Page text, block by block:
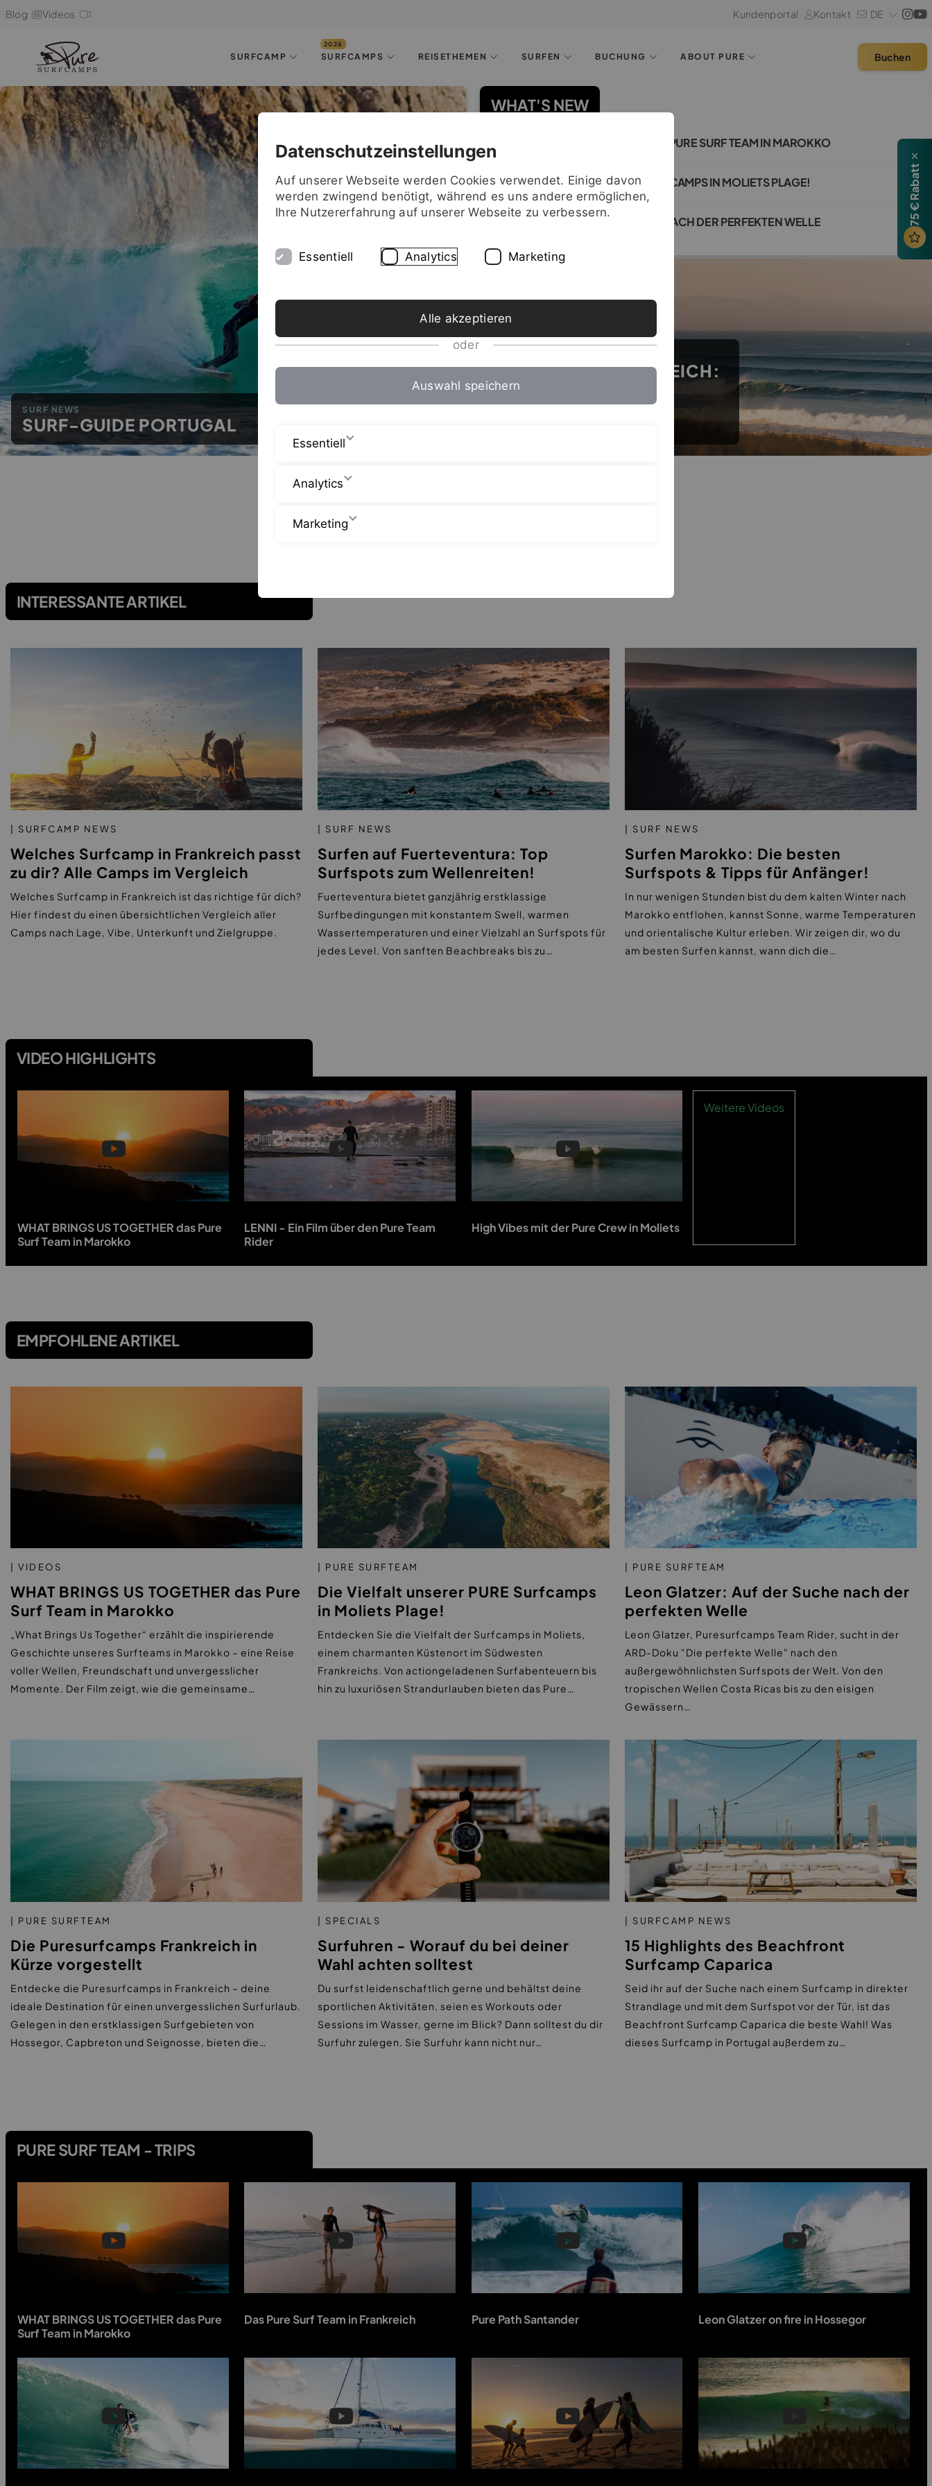
Blog Videos Kundenportal Kontakt DE
SURFCAMP SURFCAMPS REISETHEMEN SURFEN BUCHUNG ABOUT PURE Buchen
75 € Rabatt
SURF NEWS
SURF-GUIDE PORTUGAL
WHAT'S NEW
WHAT BRINGS US TOGETHER DAS PURE SURF TEAM IN MAROKKO
DIE VIELFALT UNSERER PURE SURFCAMPS IN MOLIETS PLAGE!
LEON GLATZER: AUF DER SUCHE NACH DER PERFEKTEN WELLE
SURFEN IN FRANKREICH:
DIE 27 BESTEN
SURFSPOTS
Unsere Blogbeiträge
INTERESSANTE ARTIKEL
| SURFCAMP NEWS
Welches Surfcamp in Frankreich passt
zu dir? Alle Camps im Vergleich
Welches Surfcamp in Frankreich ist das richtige für dich?
Hier findest du einen übersichtlichen Vergleich aller
Camps nach Lage, Vibe, Unterkunft und Zielgruppe.
| SURF NEWS
Surfen auf Fuerteventura: Top
Surfspots zum Wellenreiten!
Fuerteventura bietet ganzjährig erstklassige
Surfbedingungen mit konstantem Swell, warmen
Wassertemperaturen und einer Vielzahl an Surfspots für
jedes Level. Von sanften Beachbreaks bis zu…
| SURF NEWS
Surfen Marokko: Die besten
Surfspots & Tipps für Anfänger!
In nur wenigen Stunden bist du dem kalten Winter nach
Marokko entflohen, kannst Sonne, warme Temperaturen
und orientalische Kultur erleben. Wir zeigen dir, wo du
am besten Surfen kannst, wann dich die…
VIDEO HIGHLIGHTS
WHAT BRINGS US TOGETHER das Pure
Surf Team in Marokko
LENNI - Ein Film über den Pure Team
Rider
High Vibes mit der Pure Crew in Moliets
Weitere Videos
EMPFOHLENE ARTIKEL
| VIDEOS
WHAT BRINGS US TOGETHER das Pure
Surf Team in Marokko
„What Brings Us Together“ erzählt die inspirierende
Geschichte unseres Surfteams in Marokko – eine Reise
voller Wellen, Freundschaft und unvergesslicher
Momente. Der Film zeigt, wie die gemeinsame…
| PURE SURFTEAM
Die Vielfalt unserer PURE Surfcamps
in Moliets Plage!
Entdecken Sie die Vielfalt der Surfcamps in Moliets,
einem charmanten Küstenort im Südwesten
Frankreichs. Von actiongeladenen Surfabenteuern bis
hin zu luxuriösen Strandurlauben bieten das Pure…
| PURE SURFTEAM
Leon Glatzer: Auf der Suche nach der
perfekten Welle
Leon Glatzer, Puresurfcamps Team Rider, sucht in der
ARD-Doku "Die perfekte Welle" nach den
außergewöhnlichsten Surfspots der Welt. Von den
tropischen Wellen Costa Ricas bis zu den eisigen
Gewässern…
| PURE SURFTEAM
Die Puresurfcamps Frankreich in
Kürze vorgestellt
Entdecke die Puresurfcamps in Frankreich – deine
ideale Destination für einen unvergesslichen Surfurlaub.
Gelegen in den erstklassigen Surfgebieten von
Hossegor, Capbreton und Seignosse, bieten die…
| SPECIALS
Surfuhren - Worauf du bei deiner
Wahl achten solltest
Du surfst leidenschaftlich gerne und behältst deine
sportlichen Aktivitäten, seien es Workouts oder
Sessions im Wasser, gerne im Blick? Dann solltest du dir
Surfuhr zulegen. Sie Surfuhr kann nicht nur…
| SURFCAMP NEWS
15 Highlights des Beachfront
Surfcamp Caparica
Seid ihr auf der Suche nach einem Surfcamp in direkter
Strandlage und mit dem Surfspot vor der Tür, ist das
Beachfront Surfcamp Caparica die beste Wahl! Was
dieses Surfcamp in Portugal außerdem zu…
PURE SURF TEAM - TRIPS
WHAT BRINGS US TOGETHER das Pure
Surf Team in Marokko
Das Pure Surf Team in Frankreich Pure Path Santander Leon Glatzer on fire in Hossegor
Datenschutzeinstellungen
Auf unserer Webseite werden Cookies verwendet. Einige davon
werden zwingend benötigt, während es uns andere ermöglichen,
Ihre Nutzererfahrung auf unserer Webseite zu verbessern.
Essentiell Analytics Marketing
Alle akzeptieren
oder
Auswahl speichern
Essentiell
Analytics
Marketing